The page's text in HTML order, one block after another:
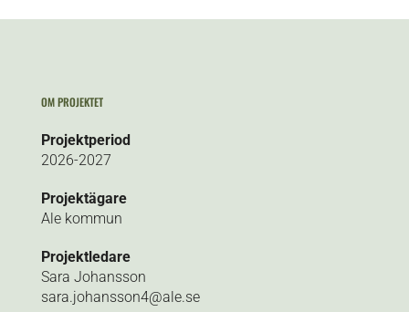
OM PROJEKTET
Projektperiod
2026-2027
Projektägare
Ale kommun
Projektledare
Sara Johansson
sara.johansson4@ale.se